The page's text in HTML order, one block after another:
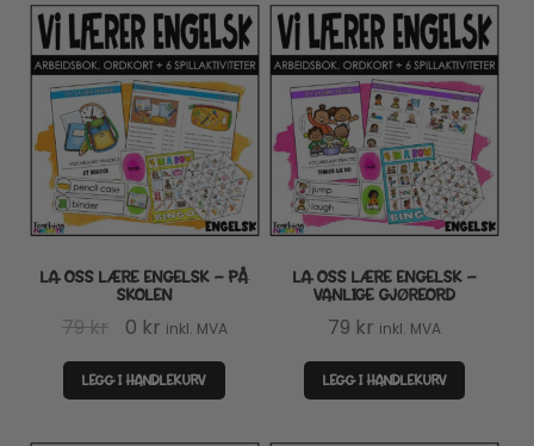
LA OSS LÆRE ENGELSK – PÅ
SKOLEN
79kr
Opprinnelig
pris
var:
0 krNåværende
pris
er:
inkl. MVA
LEGG I HANDLEKURV
LA OSS LÆRE ENGELSK –
VANLIGE GJØREORD
79 kr inkl. MVA
LEGG I HANDLEKURV